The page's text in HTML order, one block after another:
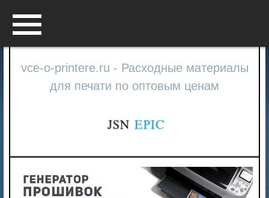
vce-o-printere.ru - Расходные материалы
для печати по оптовым ценам